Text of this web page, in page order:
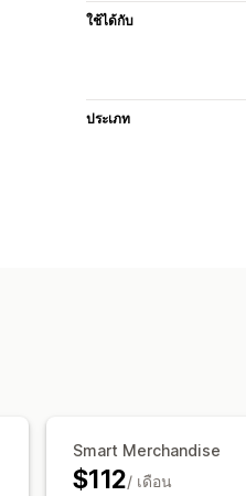
ใช้ได้กับ
ประเภท
Smart Merchandise
$112/ เดือน